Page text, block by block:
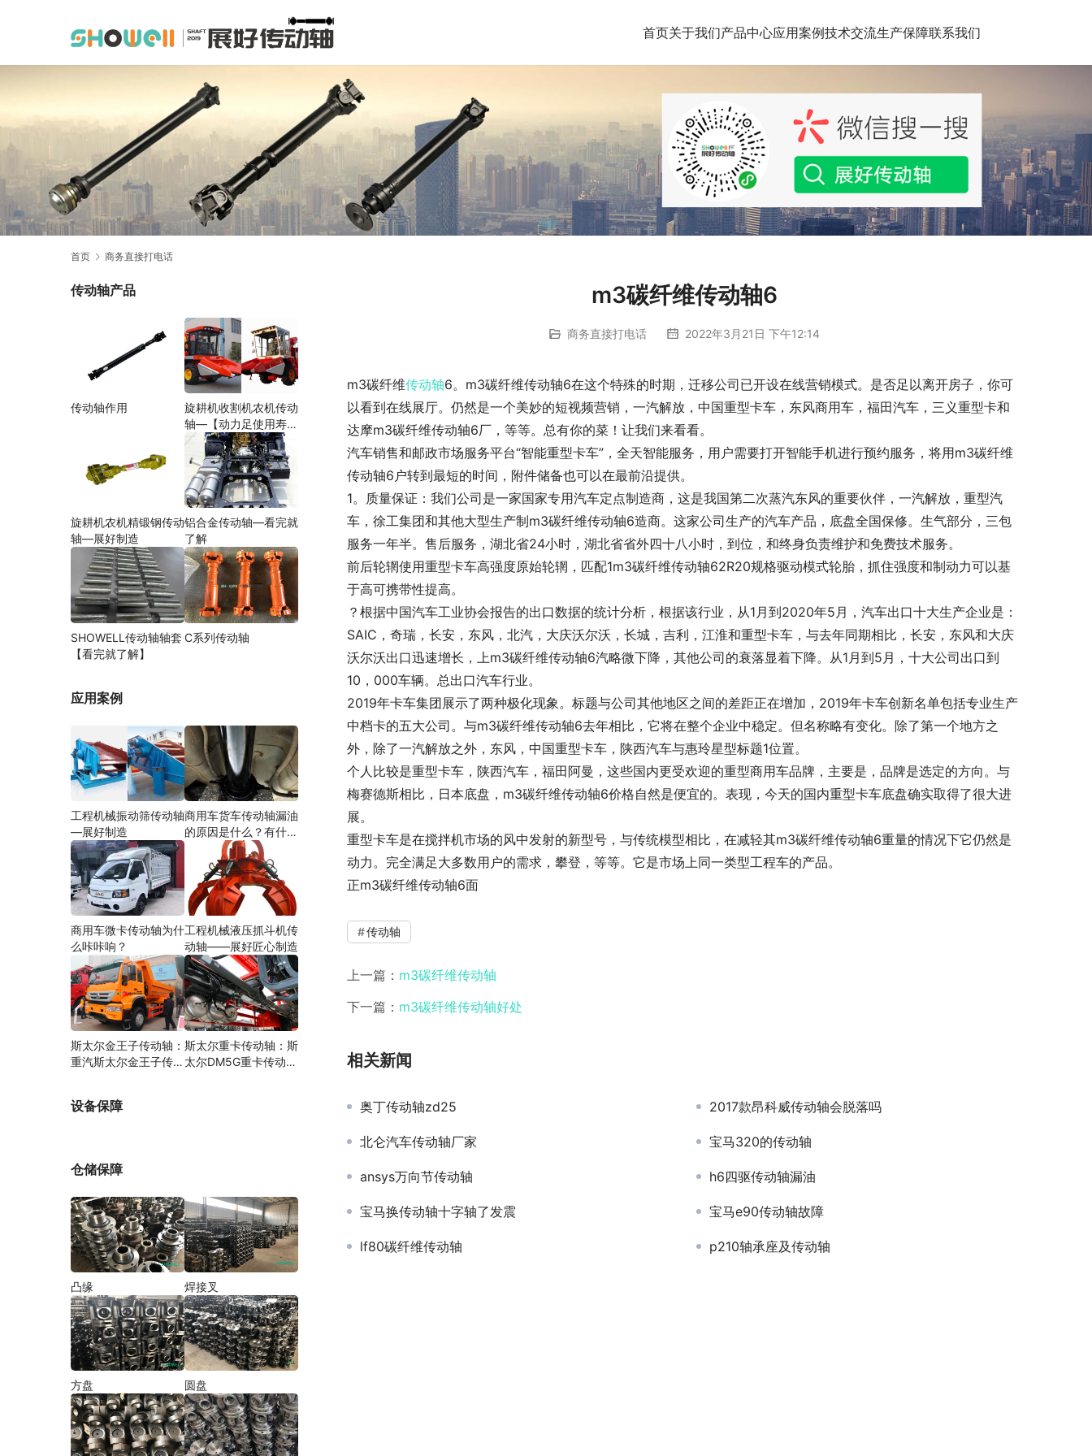
首页关于我们产品中心应用案例技术交流生产保障联系我们
首页 商务直接打电话
m3碳纤维传动轴6
商务直接打电话 2022年3月21日 下午12:14
m3碳纤维传动轴6。m3碳纤维传动轴6在这个特殊的时期，迁移公司已开设在线营销模式。是否足以离开房子，你可
以看到在线展厅。仍然是一个美妙的短视频营销，一汽解放，中国重型卡车，东风商用车，福田汽车，三义重型卡和
达摩m3碳纤维传动轴6厂，等等。总有你的菜！让我们来看看。
汽车销售和邮政市场服务平台“智能重型卡车”，全天智能服务，用户需要打开智能手机进行预约服务，将用m3碳纤维
传动轴6户转到最短的时间，附件储备也可以在最前沿提供。
1。质量保证：我们公司是一家国家专用汽车定点制造商，这是我国第二次蒸汽东风的重要伙伴，一汽解放，重型汽
车，徐工集团和其他大型生产制m3碳纤维传动轴6造商。这家公司生产的汽车产品，底盘全国保修。生气部分，三包
服务一年半。售后服务，湖北省24小时，湖北省省外四十八小时，到位，和终身负责维护和免费技术服务。
前后轮辋使用重型卡车高强度原始轮辋，匹配1m3碳纤维传动轴62R20规格驱动模式轮胎，抓住强度和制动力可以基
于高可携带性提高。
？根据中国汽车工业协会报告的出口数据的统计分析，根据该行业，从1月到2020年5月，汽车出口十大生产企业是：
SAIC，奇瑞，长安，东风，北汽，大庆沃尔沃，长城，吉利，江淮和重型卡车，与去年同期相比，长安，东风和大庆
沃尔沃出口迅速增长，上m3碳纤维传动轴6汽略微下降，其他公司的衰落显着下降。从1月到5月，十大公司出口到
10，000车辆。总出口汽车行业。
2019年卡车集团展示了两种极化现象。标题与公司其他地区之间的差距正在增加，2019年卡车创新名单包括专业生产
中档卡的五大公司。与m3碳纤维传动轴6去年相比，它将在整个企业中稳定。但名称略有变化。除了第一个地方之
外，除了一汽解放之外，东风，中国重型卡车，陕西汽车与惠玲星型标题1位置。
个人比较是重型卡车，陕西汽车，福田阿曼，这些国内更受欢迎的重型商用车品牌，主要是，品牌是选定的方向。与
梅赛德斯相比，日本底盘，m3碳纤维传动轴6价格自然是便宜的。表现，今天的国内重型卡车底盘确实取得了很大进
展。
重型卡车是在搅拌机市场的风中发射的新型号，与传统模型相比，在减轻其m3碳纤维传动轴6重量的情况下它仍然是
动力。完全满足大多数用户的需求，攀登，等等。它是市场上同一类型工程车的产品。
正m3碳纤维传动轴6面
传动轴
上一篇： m3碳纤维传动轴
下一篇： m3碳纤维传动轴好处
相关新闻
奥丁传动轴zd25 2017款昂科威传动轴会脱落吗
北仑汽车传动轴厂家 宝马320的传动轴
ansys万向节传动轴 h6四驱传动轴漏油
宝马换传动轴十字轴了发震 宝马e90传动轴故障
lf80碳纤维传动轴 p210轴承座及传动轴
传动轴产品
传动轴作用
旋耕机收割机农机传动
轴—【动力足使用寿命
久】
旋耕机农机精锻钢传动
轴—展好制造
铝合金传动轴—看完就
了解
SHOWELL传动轴轴套
【看完就了解】
C系列传动轴
应用案例
工程机械振动筛传动轴
—展好制造
商用车货车传动轴漏油
的原因是什么？有什么
商用车微卡传动轴为什
么咔咔响？
工程机械液压抓斗机传
动轴——展好匠心制造
斯太尔金王子传动轴：
重汽斯太尔金王子传动
斯太尔重卡传动轴：斯
太尔DM5G重卡传动轴
设备保障
仓储保障
凸缘 焊接叉
方盘 圆盘